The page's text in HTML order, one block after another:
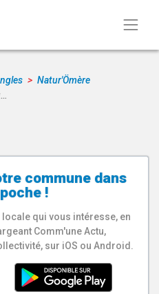
Natur'Ömère
commune dans
!
qui vous intéresse, en
Comm'une Actu,
sur iOS ou Android.